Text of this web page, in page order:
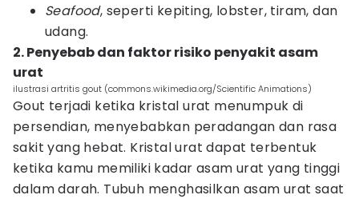
Seafood, seperti kepiting, lobster, tiram, dan
udang.
2. Penyebab dan faktor risiko penyakit asam
urat
ilustrasi artritis gout (commons.wikimedia.org/Scientific Animations)
Gout terjadi ketika kristal urat menumpuk di
persendian, menyebabkan peradangan dan rasa
sakit yang hebat. Kristal urat dapat terbentuk
ketika kamu memiliki kadar asam urat yang tinggi
dalam darah. Tubuh menghasilkan asam urat saat